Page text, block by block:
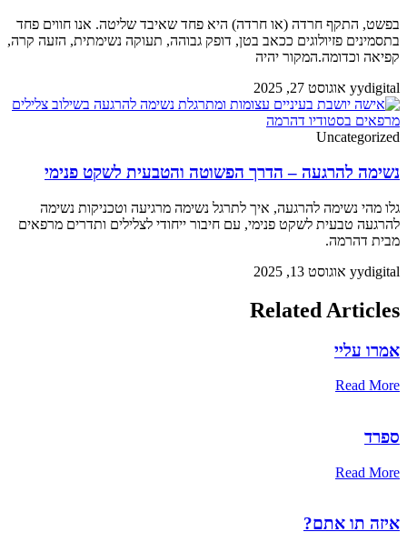
בפשט, התקף חרדה (או חרדה) היא פחד שאיבד שליטה. אנו חווים פחד
בתסמינים פזיולוגים ככאב בטן, דופק גבוהה, תעוקה נשימתית, הזעה קרה,
קפיאה וכדומה.המקור יהיה
yydigital אוגוסט 27, 2025
Uncategorized
נשימה להרגעה – הדרך הפשוטה והטבעית לשקט פנימי
גלו מהי נשימה להרגעה, איך לתרגל נשימה מרגיעה וטכניקות נשימה
להרגעה טבעית לשקט פנימי, עם חיבור ייחודי לצלילים ותדרים מרפאים
מבית דהרמה.
yydigital אוגוסט 13, 2025
Related Articles
אמרו עליי
Read More
ספרד
Read More
איזה תו אתם?